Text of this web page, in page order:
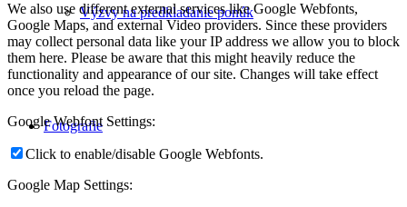
Výzvy na predkladanie ponúk
Fotografie
We also use different external services like Google Webfonts,
Google Maps, and external Video providers. Since these providers
may collect personal data like your IP address we allow you to block
them here. Please be aware that this might heavily reduce the
functionality and appearance of our site. Changes will take effect
once you reload the page.
Google Webfont Settings:
Click to enable/disable Google Webfonts.
Google Map Settings: